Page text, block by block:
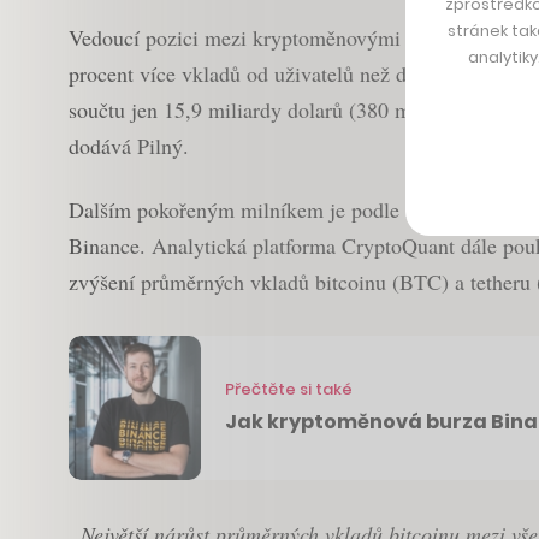
Vedoucí pozici mezi kryptoměnovými burzami
procent více vkladů od uživatelů než dalších deset
součtu jen 15,9 miliardy dolarů (380 miliard korun).
dodává Pilný.
Dalším pokořeným milníkem je podle měření
Binance. Analytická platforma CryptoQuant dále
zvýšení průměrných vkladů bitcoinu (BTC) a
Přečtěte si také
Jak kryptoměnová burza
stránek